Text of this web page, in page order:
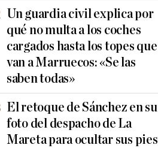
Un guardia civil explica por
qué no multa a los coches
cargados hasta los topes que
van a Marruecos: «Se las
saben todas»
El retoque de Sánchez en su
foto del despacho de La
Mareta para ocultar sus pies